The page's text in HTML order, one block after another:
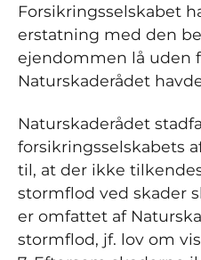
Forsikringsselskabet
erstatning med den
ejendommen lå uden
Naturskaderådet
Naturskaderådet
forsikringsselskabets
til, at der ikke
stormflod ved skader
er omfattet af
stormflod, jf. lov om